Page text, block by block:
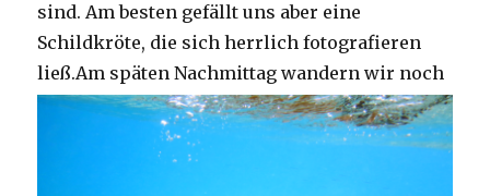
sind. Am besten gefällt uns aber eine
Schildkröte, die sich herrlich fotografieren
ließ.Am späten Nachmittag wandern wir noch